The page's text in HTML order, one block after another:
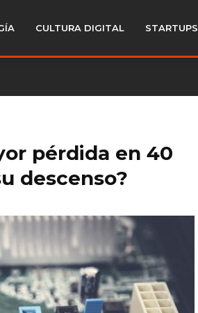
CULTURA DIGITAL STARTUPS
pérdida en 40
descenso?